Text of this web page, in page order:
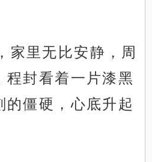
家里无比安静，周
程封看着一片漆黑
的僵硬，心底升起